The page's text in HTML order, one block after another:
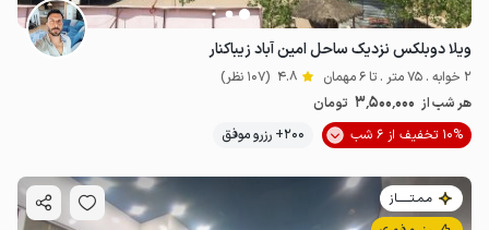
ویلا دوبلکس نزدیک ساحل امین آباد زیباکنار
2 خوابه . 75 متر . تا 6 مهمان 4.8 (107 نظر)
هر شب از 3٬500٬000 تومان
10% تخفیف از 6 شب
200+ رزرو موفق
مـمـتــــــاز